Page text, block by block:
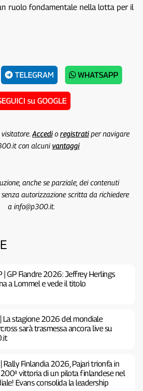
ruolo fondamentale nella lotta per il
TELEGRAM WHATSAPP
su GOOGLE
Accedio registratiper navigare
con alcunivantaggi
anche se parziale, dei contenuti
autorizzazione scritta da richiedere
a info@p300.it.
| GP Fiandre 2026: Jeffrey Herlings
a Lommel e vede il titolo
La stagione 2026 del mondiale
sarà trasmessa ancora live su
Rally Finlandia 2026, Pajari trionfa in
200ª vittoria di un pilota finlandese nel
Evans consolida la leadership